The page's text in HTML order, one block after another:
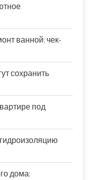
ванной: чек-
сохранить
под
дома: